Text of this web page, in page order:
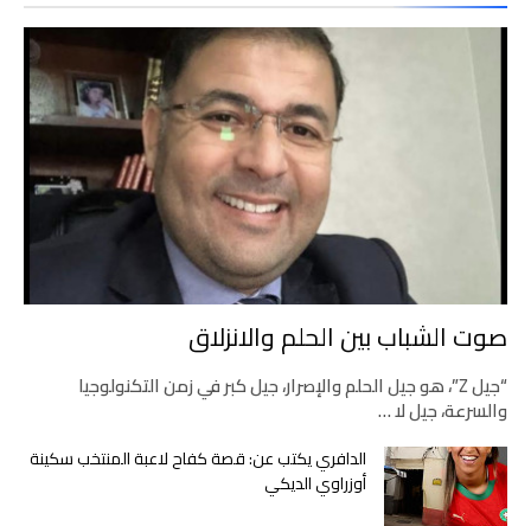
صوت الشباب بين الحلم والانزلاق
“جيل Z”، هو جيل الحلم والإصرار، جيل كبر في زمن التكنولوجيا
والسرعة، جيل لا …
الدافري يكتب عن: قصة كفاح لاعبة المنتخب سكينة
أوزراوي الديكي